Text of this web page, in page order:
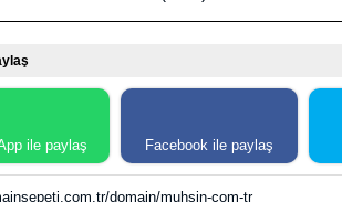
ile paylaş Facebook ile paylaş
domain/muhsin-com-tr